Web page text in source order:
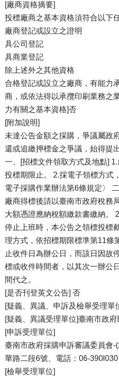
[廠商資格摘要]
投標廠商之基本資格須符合以下
廠商登記或設立之證明
具公司登記
具商業登記
除上述外之其他資格
合格登記或設立之廠商，有能力
商，或依法得以承攬印刷業務之
力有關之基本資格]否
[附加說明]
未達公告金額之採購，爭議屬政
還或追繳押標金之爭議，始得提
一、[招標文件領取方式及地點]
投標期限止。 2.採電子領標方式
電子採購作業辦法第6條規定〉
廠商得標後請以臺南市政府稅務
大額憑證應納稅額繳款書繳納。
停止上班時，本公告之領標投標
理方式，依招標期限標準第11條
止收件日為辦公日，而該日因故
標或收件時間者，以其次一辦公
間代之。
[是否刊登英文公告] 否
[疑義、異議、申訴及檢舉受理單
[疑義、異議受理單位]臺南市政府
[申訴受理單位]
臺南市政府採購申訴審議委員會-
華路二段6號、電話：06-
[檢舉受理單位]